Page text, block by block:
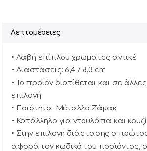
Λεπτομέρειες
• Λαβή επίπλου χρώματος αντικέ
• Διαστάσεις: 6,4 / 8,3 cm
• Το προϊόν διατίθεται και σε
επιλογή
• Ποιότητα: Μέταλλο Ζάμακ
• Κατάλληλο για ντουλάπα και
• Στην επιλογή διάστασης ο
αφορά τον κωδικό του προϊόντος,